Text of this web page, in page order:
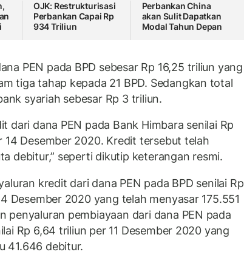
OJK: Restrukturisasi
Perbankan Capai Rp
934 Triliun
Perbankan China
akan Sulit Dapatkan
Modal Tahun Depan
PEN pada BPD sebesar Rp 16,25 triliun yang
tiga tahap kepada 21 BPD. Sedangkan total
syariah sebesar Rp 3 triliun.
dari dana PEN pada Bank Himbara senilai Rp
14 Desember 2020. Kredit tersebut telah
debitur,” seperti dikutip keterangan resmi.
kredit dari dana PEN pada BPD senilai Rp
Desember 2020 yang telah menyasar 175.551
penyaluran pembiayaan dari dana PEN pada
Rp 6,64 triliun per 11 Desember 2020 yang
41.646 debitur.